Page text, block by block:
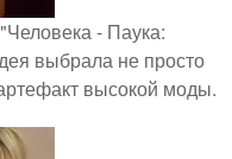
- Паука:
выбрала не просто
высокой моды.